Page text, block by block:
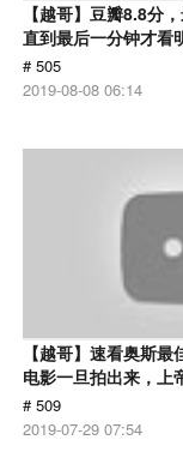
【越哥】豆瓣8.8分
直到最后一分钟才看
# 505
2019-08-08 06:14
【越哥】速看奥斯
电影一旦拍出来，上
# 509
2019-07-29 07:54